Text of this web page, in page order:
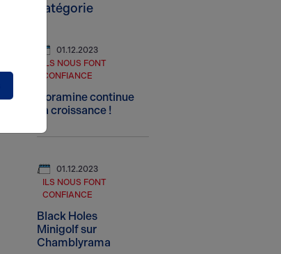
catégorie
01.12.2023
ILS NOUS FONT
CONFIANCE
Coramine continue
sa croissance !
01.12.2023
ILS NOUS FONT
CONFIANCE
Black Holes
Minigolf sur
Chamblyrama